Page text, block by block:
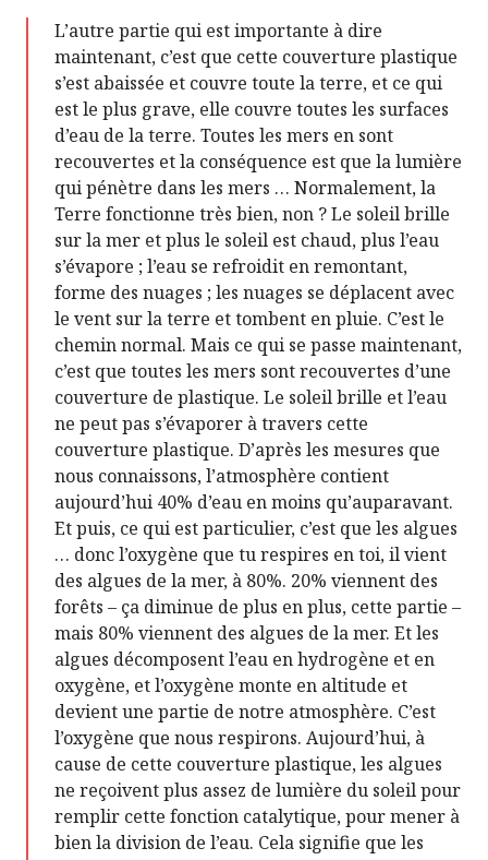
L’autre partie qui est importante à dire
maintenant, c’est que cette couverture plastique
s’est abaissée et couvre toute la terre, et ce qui
est le plus grave, elle couvre toutes les surfaces
d’eau de la terre. Toutes les mers en sont
recouvertes et la conséquence est que la lumière
qui pénètre dans les mers … Normalement, la
Terre fonctionne très bien, non ? Le soleil brille
sur la mer et plus le soleil est chaud, plus l’eau
s’évapore ; l’eau se refroidit en remontant,
forme des nuages ; les nuages se déplacent avec
le vent sur la terre et tombent en pluie. C’est le
chemin normal. Mais ce qui se passe maintenant,
c’est que toutes les mers sont recouvertes d’une
couverture de plastique. Le soleil brille et l’eau
ne peut pas s’évaporer à travers cette
couverture plastique. D’après les mesures que
nous connaissons, l’atmosphère contient
aujourd’hui 40% d’eau en moins qu’auparavant.
Et puis, ce qui est particulier, c’est que les algues
… donc l’oxygène que tu respires en toi, il vient
des algues de la mer, à 80%. 20% viennent des
forêts – ça diminue de plus en plus, cette partie –
mais 80% viennent des algues de la mer. Et les
algues décomposent l’eau en hydrogène et en
oxygène, et l’oxygène monte en altitude et
devient une partie de notre atmosphère. C’est
l’oxygène que nous respirons. Aujourd’hui, à
cause de cette couverture plastique, les algues
ne reçoivent plus assez de lumière du soleil pour
remplir cette fonction catalytique, pour mener à
bien la division de l’eau. Cela signifie que les